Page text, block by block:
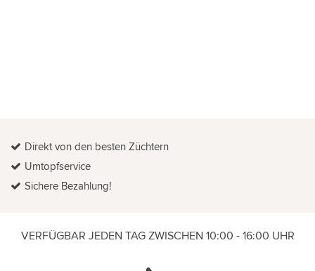
Direkt von den besten Züchtern
Umtopfservice
Sichere Bezahlung!
VERFÜGBAR JEDEN TAG ZWISCHEN 10:00 - 16:00 UHR